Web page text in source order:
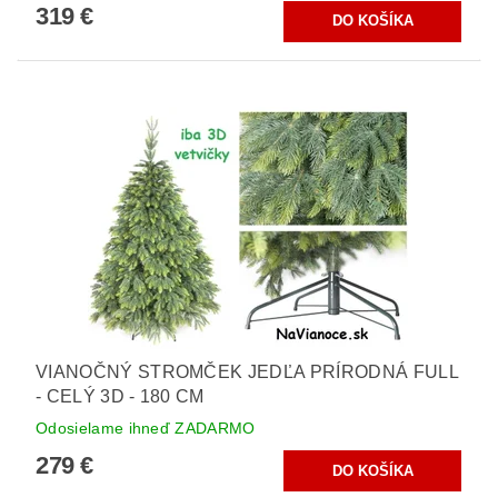
319 €
VIANOČNÝ STROMČEK JEDĽA PRÍRODNÁ FULL
- CELÝ 3D - 180 CM
Odosielame ihneď ZADARMO
279 €